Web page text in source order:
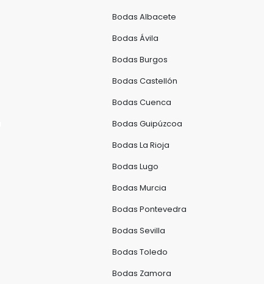
Bodas Albacete
Bodas Ávila
Bodas Burgos
Bodas Castellón
Bodas Cuenca
Bodas Guipúzcoa
Bodas La Rioja
Bodas Lugo
Bodas Murcia
Bodas Pontevedra
Bodas Sevilla
Bodas Toledo
Bodas Zamora